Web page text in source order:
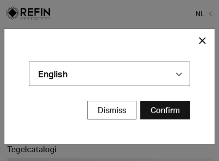
NL
Tegels 22,5x90 cm
Vloertegels 22,5x90 cm
Tegelcatalogi
English
Dismiss Confirm